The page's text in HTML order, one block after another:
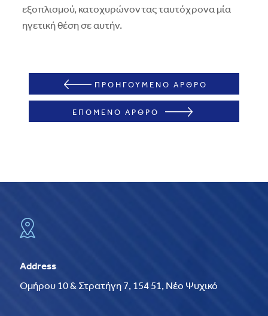
εξοπλισμού, κατοχυρώνοντας ταυτόχρονα μία
ηγετική θέση σε αυτήν.
ΠΡΟΗΓΟΥΜΕΝΟ ΑΡΘΡΟ
ΕΠΟΜΕΝΟ ΑΡΘΡΟ
Address
Ομήρου 10 & Στρατήγη 7, 154 51, Νέο Ψυχικό